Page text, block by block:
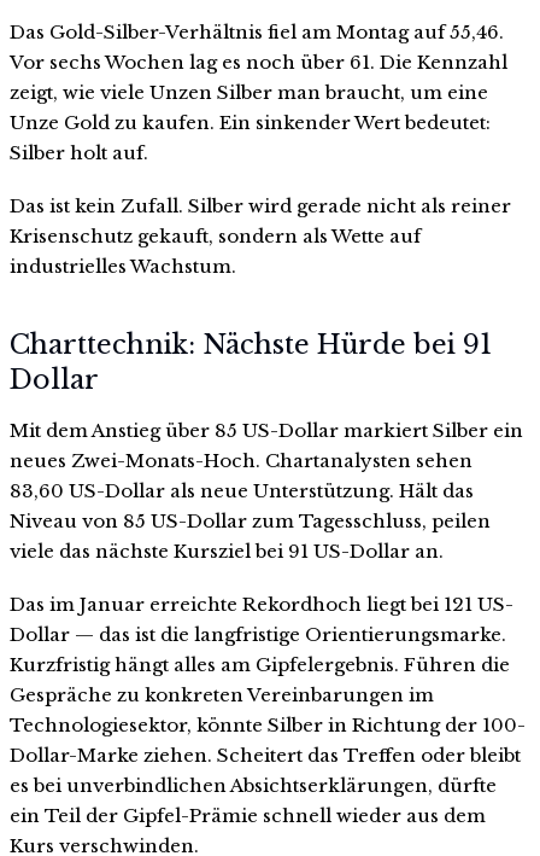
Das Gold-Silber-Verhältnis fiel am Montag auf 55,46.
Vor sechs Wochen lag es noch über 61. Die Kennzahl
zeigt, wie viele Unzen Silber man braucht, um eine
Unze Gold zu kaufen. Ein sinkender Wert bedeutet:
Silber holt auf.
Das ist kein Zufall. Silber wird gerade nicht als reiner
Krisenschutz gekauft, sondern als Wette auf
industrielles Wachstum.
Charttechnik: Nächste Hürde bei 91
Dollar
Mit dem Anstieg über 85 US-Dollar markiert Silber ein
neues Zwei-Monats-Hoch. Chartanalysten sehen
83,60 US-Dollar als neue Unterstützung. Hält das
Niveau von 85 US-Dollar zum Tagesschluss, peilen
viele das nächste Kursziel bei 91 US-Dollar an.
Das im Januar erreichte Rekordhoch liegt bei 121 US-
Dollar — das ist die langfristige Orientierungsmarke.
Kurzfristig hängt alles am Gipfelergebnis. Führen die
Gespräche zu konkreten Vereinbarungen im
Technologiesektor, könnte Silber in Richtung der 100-
Dollar-Marke ziehen. Scheitert das Treffen oder bleibt
es bei unverbindlichen Absichtserklärungen, dürfte
ein Teil der Gipfel-Prämie schnell wieder aus dem
Kurs verschwinden.